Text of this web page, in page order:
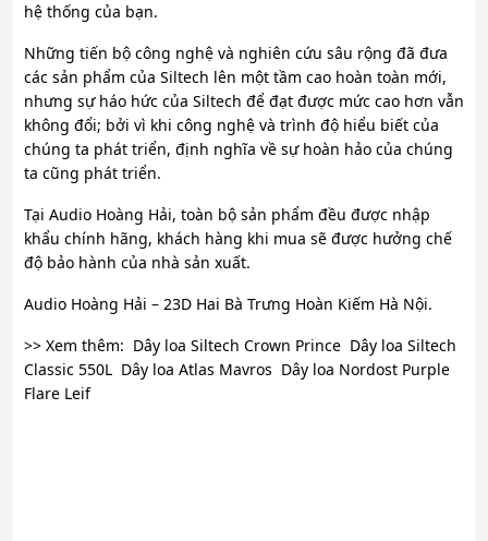
hệ thống của bạn.
Những tiến bộ công nghệ và nghiên cứu sâu rộng đã đưa
các sản phẩm của Siltech lên một tầm cao hoàn toàn mới,
nhưng sự háo hức của Siltech để đạt được mức cao hơn vẫn
không đổi; bởi vì khi công nghệ và trình độ hiểu biết của
chúng ta phát triển, định nghĩa về sự hoàn hảo của chúng
ta cũng phát triển.
Tại Audio Hoàng Hải, toàn bộ sản phẩm đều được nhập
khẩu chính hãng, khách hàng khi mua sẽ được hưởng chế
độ bảo hành của nhà sản xuất.
Audio Hoàng Hải – 23D Hai Bà Trưng Hoàn Kiếm Hà Nội.
>> Xem thêm: Dây loa Siltech Crown Prince Dây loa Siltech
Classic 550L Dây loa Atlas Mavros Dây loa Nordost Purple
Flare Leif